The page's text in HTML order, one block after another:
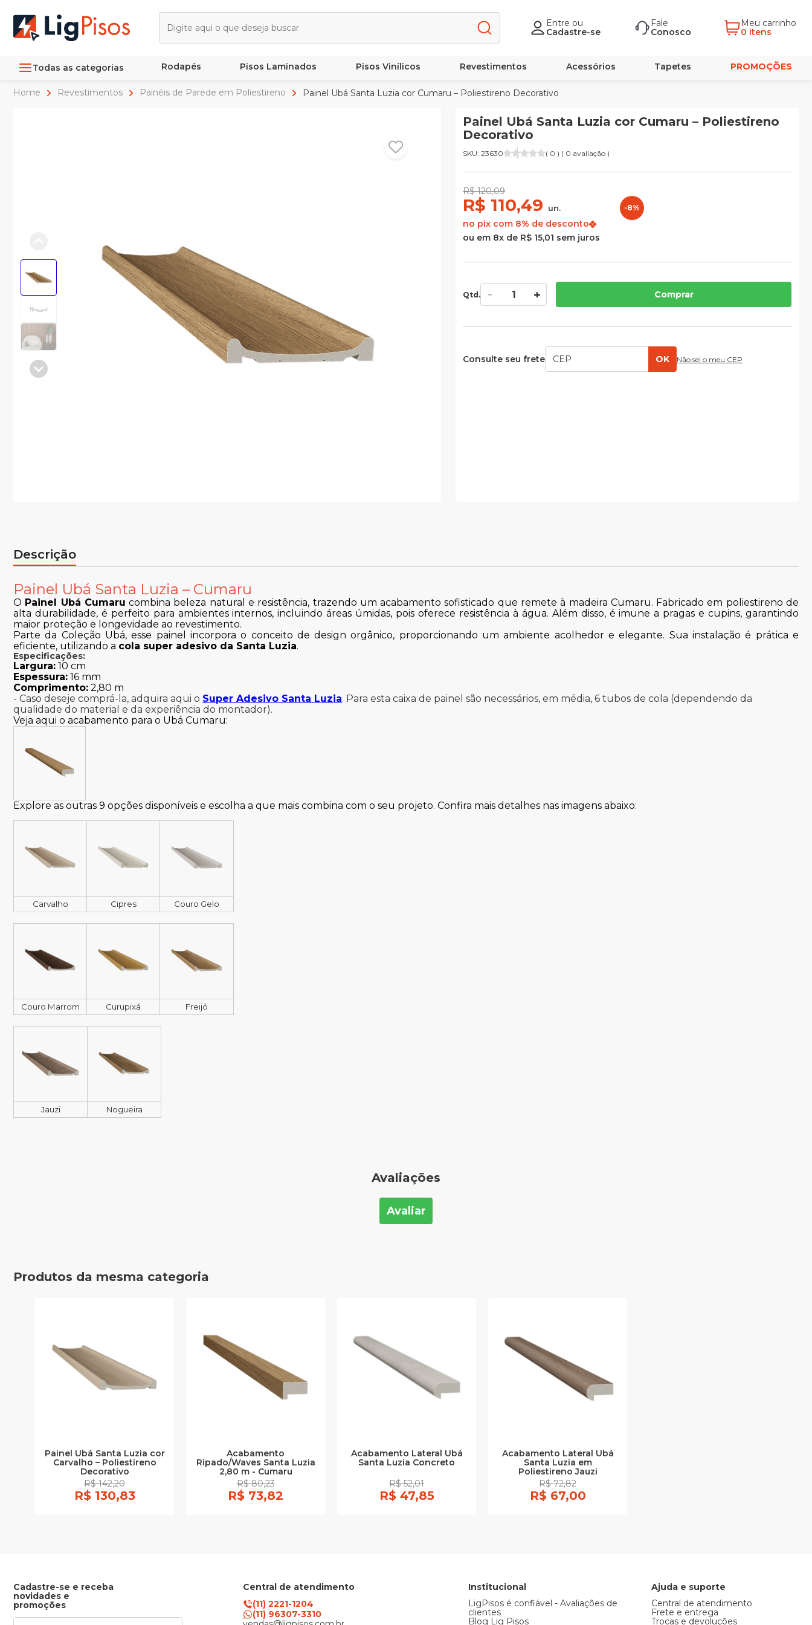
Entre ou
Cadastre-se
Fale
Conosco
Meu carrinho
0 itens
Todas as categorias Rodapés Pisos Laminados Pisos Vinílicos Revestimentos Acessórios Tapetes PROMOÇÕES
Home Revestimentos Painéis de Parede em Poliestireno Painel Ubá Santa Luzia cor Cumaru – Poliestireno Decorativo
Painel Ubá Santa Luzia cor Cumaru – Poliestireno
Decorativo
SKU: 23630 ( 0 ) ( 0 avaliação )
R$ 120,09
R$ 110,49 un.
no pix com 8% de desconto
-8%
ou em 8x de R$ 15,01 sem juros
Qtd. Comprar
Consulte seu frete OK Não sei o meu CEP
Descrição
Painel Ubá Santa Luzia – Cumaru
O Painel Ubá Cumaru combina beleza natural e resistência, trazendo um acabamento sofisticado que remete à madeira Cumaru. Fabricado em poliestireno de
alta durabilidade, é perfeito para ambientes internos, incluindo áreas úmidas, pois oferece resistência à água. Além disso, é imune a pragas e cupins, garantindo
maior proteção e longevidade ao revestimento.
Parte da Coleção Ubá, esse painel incorpora o conceito de design orgânico, proporcionando um ambiente acolhedor e elegante. Sua instalação é prática e
eficiente, utilizando a cola super adesivo da Santa Luzia.
Especificações:
Largura: 10 cm
Espessura: 16 mm
Comprimento: 2,80 m
- Caso deseje comprá-la, adquira aqui o Super Adesivo Santa Luzia. Para esta caixa de painel são necessários, em média, 6 tubos de cola (dependendo da
qualidade do material e da experiência do montador).
Veja aqui o acabamento para o Ubá Cumaru:
Explore as outras 9 opções disponíveis e escolha a que mais combina com o seu projeto. Confira mais detalhes nas imagens abaixo:
Carvalho Cipres Couro Gelo
Couro Marrom Curupixá Freijó
Jauzi Nogueira
Avaliações
Avaliar
Produtos da mesma categoria
Painel Ubá Santa Luzia cor
Carvalho – Poliestireno
Decorativo
R$ 142,20
R$ 130,83
Acabamento
Ripado/Waves Santa Luzia
2,80 m - Cumaru
R$ 80,23
R$ 73,82
Acabamento Lateral Ubá
Santa Luzia Concreto
R$ 52,01
R$ 47,85
Acabamento Lateral Ubá
Santa Luzia em
Poliestireno Jauzi
R$ 72,82
R$ 67,00
Cadastre-se e receba
novidades e
promoções
Central de atendimento
(11) 2221-1204
(11) 96307-3310
Institucional
LigPisos é confiável - Avaliações de
clientes
Blog Lig Pisos
Ajuda e suporte
Central de atendimento
Frete e entrega
Trocas e devoluções